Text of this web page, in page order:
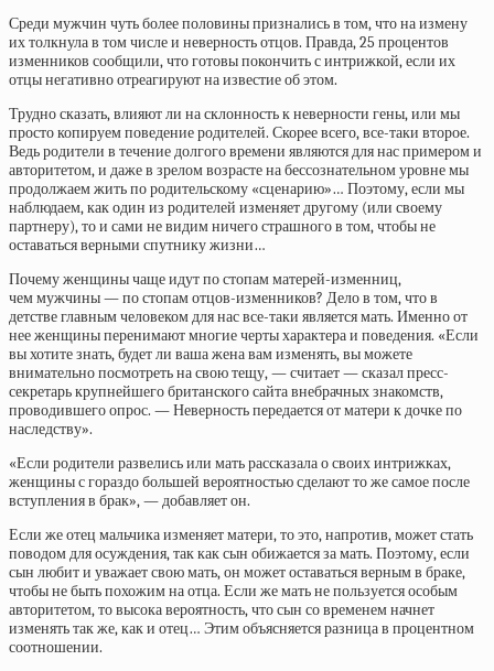
Среди мужчин чуть более половины признались в том, что на измену
их толкнула в том числе и неверность отцов. Правда, 25 процентов
изменников сообщили, что готовы покончить с интрижкой, если их
отцы негативно отреагируют на известие об этом.
Трудно сказать, влияют ли на склонность к неверности гены, или мы
просто копируем поведение родителей. Скорее всего, все-таки второе.
Ведь родители в течение долгого времени являются для нас примером и
авторитетом, и даже в зрелом возрасте на бессознательном уровне мы
продолжаем жить по родительскому «сценарию»… Поэтому, если мы
наблюдаем, как один из родителей изменяет другому (или своему
партнеру), то и сами не видим ничего страшного в том, чтобы не
оставаться верными спутнику жизни…
Почему женщины чаще идут по стопам матерей-изменниц,
чем мужчины — по стопам отцов-изменников? Дело в том, что в
детстве главным человеком для нас все-таки является мать. Именно от
нее женщины перенимают многие черты характера и поведения. «Если
вы хотите знать, будет ли ваша жена вам изменять, вы можете
внимательно посмотреть на свою тещу, — считает — сказал пресс-
секретарь крупнейшего британского сайта внебрачных знакомств,
проводившего опрос. — Неверность передается от матери к дочке по
наследству».
«Если родители развелись или мать рассказала о своих интрижках,
женщины с гораздо большей вероятностью сделают то же самое после
вступления в брак», — добавляет он.
Если же отец мальчика изменяет матери, то это, напротив, может стать
поводом для осуждения, так как сын обижается за мать. Поэтому, если
сын любит и уважает свою мать, он может оставаться верным в браке,
чтобы не быть похожим на отца. Если же мать не пользуется особым
авторитетом, то высока вероятность, что сын со временем начнет
изменять так же, как и отец… Этим объясняется разница в процентном
соотношении.